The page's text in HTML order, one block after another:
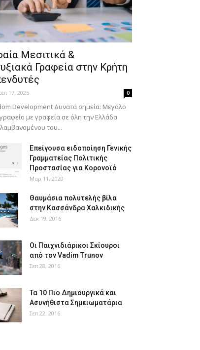
Μεσιτικά &
Γραφεία στην Κρήτη
17, 2025 0
Development Δυνατά σημεία: Μεγάλο
γραφείο με γραφεία σε όλη την Ελλάδα
του...
Επείγουσα ειδοποίηση Γενικής
Γραμματείας Πολιτικής
Προστασίας για Κορονοϊό
Μαρ 11, 2020
Θαυμάσια πολυτελής βίλα
στην Κασσάνδρα Χαλκιδικής
Δεκ 19, 2016
Οι Παιχνιδιάρικοι Σκίουροι
από τον Vadim Trunov
Σεπ 28, 2016
Τα 10 Πιο Δημιουργικά και
Ασυνήθιστα Σημειωματάρια
Σεπ 22, 2016